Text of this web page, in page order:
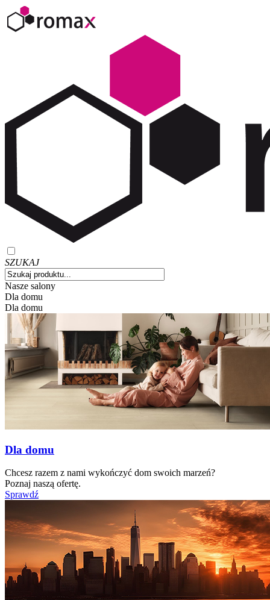
SZUKAJ
Nasze salony
Dla domu
Dla domu
Dla domu
Chcesz razem z nami wykończyć dom swoich marzeń?
Poznaj naszą ofertę.
Sprawdź